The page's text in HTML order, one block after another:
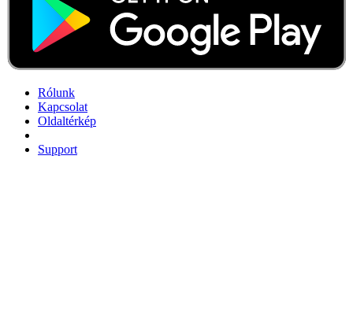
Rólunk
Kapcsolat
Oldaltérkép
Support